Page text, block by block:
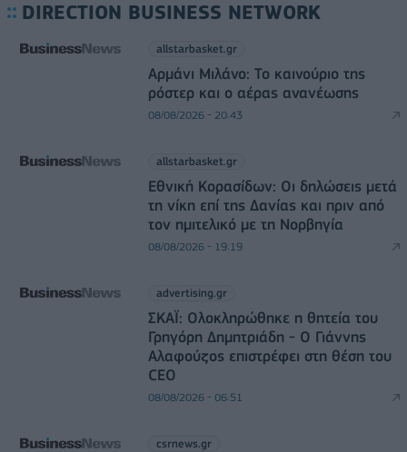
DIRECTION BUSINESS NETWORK
allstarbasket.gr
Αρμάνι Μιλάνο: Το καινούριο της
ρόστερ και ο αέρας ανανέωσης
08/08/2026 - 20:43
allstarbasket.gr
Εθνική Κορασίδων: Οι δηλώσεις μετά
τη νίκη επί της Δανίας και πριν από
τον ημιτελικό με τη Νορβηγία
08/08/2026 - 19:19
advertising.gr
ΣΚΑΪ: Ολοκληρώθηκε η θητεία του
Γρηγόρη Δημητριάδη - Ο Γιάννης
Αλαφούζος επιστρέφει στη θέση του
CEO
08/08/2026 - 06:51
csrnews.gr